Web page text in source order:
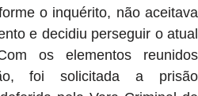
o inquérito, não aceitava
e decidiu perseguir o atual
os elementos reunidos
foi solicitada a prisão